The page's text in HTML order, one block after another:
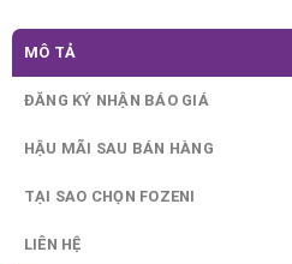
MÔ TẢ
ĐĂNG KÝ NHẬN BÁO GIÁ
HẬU MÃI SAU BÁN HÀNG
TẠI SAO CHỌN FOZENI
LIÊN HỆ